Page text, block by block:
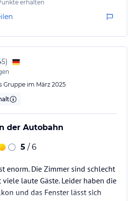
Neubau erstklassigen Komfort.
ein flexibler Service und
Aufenthalt ab.
erhalten
)
Gruppe im März 2025
der Autobahn
5 / 6
enorm. Die Zimmer sind schlecht
laute Gäste. Leider haben die
und das Fenster lässt sich